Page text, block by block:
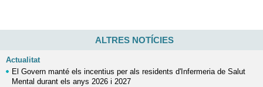
ALTRES NOTÍCIES
Actualitat
El Govern manté els incentius per als residents d'Infermeria de Salut
Mental durant els anys 2026 i 2027